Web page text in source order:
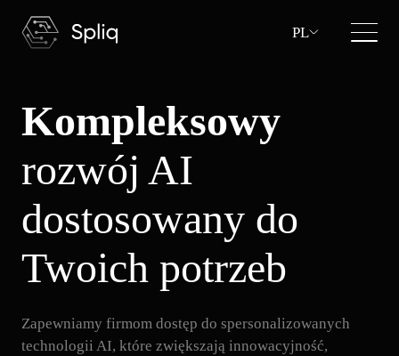
PL
Kompleksowy
rozwój AI
dostosowany do
Twoich potrzeb
Zapewniamy firmom dostęp do spersonalizowanych
technologii AI, które zwiększają innowacyjność,